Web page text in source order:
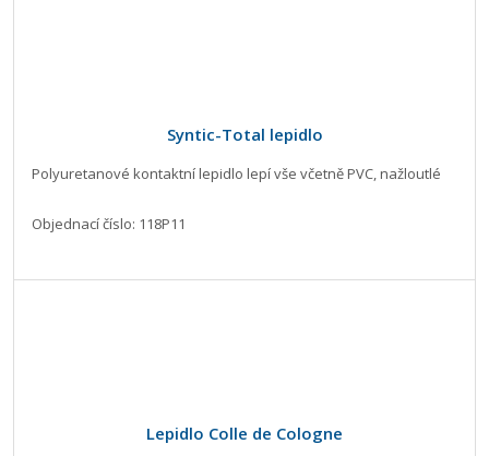
Syntic-Total lepidlo
Polyuretanové kontaktní lepidlo lepí vše včetně PVC, nažloutlé
Objednací číslo: 118P11
Lepidlo Colle de Cologne